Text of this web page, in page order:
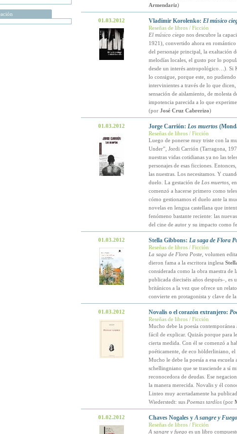
Armendariz)
01.03.2012 Vladímir Korolenko: El músico
Reseñas de libros / Ficción
El músico ciego nos descubre la
1921), convertido ahora en
del personaje principal, la exaltación
melodías locales, el gusto por lo
desde un interés antropológico…). Si
lo consigue, porque este, no
intervinientes a través de lo que
sensación de aislamiento, de molesta
impotencia parecida a lo que
(por José Cruz Cabrerizo)
01.03.2012 Jorge Carrión: Los muertos
Reseñas de libros / Ficción
Luego de ponerse muy triste con la
Under”, Jordi Carrión (Tarragona,
nuestras vidas cotidianas ya no las
personajes de esas ficciones.
las nuestras. Los necesitamos. Y
duelo. La gestación de Los muertos,
comenzó a hacerse primero como
cómo gestionamos el duelo ante la
novelas en lengua castellana que
fenómeno bastante reciente: las
del cine de autor y su impacto como
01.03.2012 Stella Gibbons: La saga de Flora
Reseñas de libros / Ficción
La saga de Flora Poste, volumen
dieron fama a la escritora inglesa
considerada como la obra maestra de
publicada dieciséis años después–,
británicos a la vez que ofrece un
convierte en protagonista y clave de
01.03.2012 Novalis o el corazón extranjero:
Reseñas de libros / Ficción
Mucho debe la poesía contemporánea
fácil de explicar. Quizás porque para
cierta medida. Con él se comenzó a
poéticamente, de eco hölderliniano, el
Mucho le debe la poesía a esa
schellingniano que se trasciende a sí
reconocedora de deudas. Ese
la manera merecida. Novalis y él
Linteo muy acertadamente ha
Wiederstedt: sus Poemas tardíos(por
01.02.2012 Chaves Nogales yA sangre y Fuego
Reseñas de libros / Ficción
A sangre y fuego es un libro